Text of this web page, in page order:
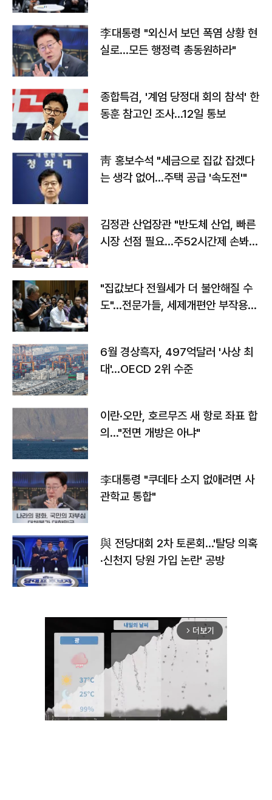
李대통령 "외신서 보던 폭염 상황 현
실로…모든 행정력 총동원하라"
종합특검, '계엄 당정대 회의 참석' 한
동훈 참고인 조사...12일 통보
靑 홍보수석 "세금으로 집값 잡겠다
는 생각 없어…주택 공급 '속도전'"
김정관 산업장관 "반도체 산업, 빠른
시장 선점 필요…주52시간제 손봐
"집값보다 전월세가 더 불안해질 수
도"…전문가들, 세제개편안 부작용
6월 경상흑자, 497억달러 '사상 최
대'…OECD 2위 수준
이란·오만, 호르무즈 새 항로 좌표 합
의…"전면 개방은 아냐"
李대통령 "쿠데타 소지 없애려면 사
관학교 통합"
與 전당대회 2차 토론회…'탈당 의혹
·신천지 당원 가입 논란' 공방
arrow_forward_ios 더보기